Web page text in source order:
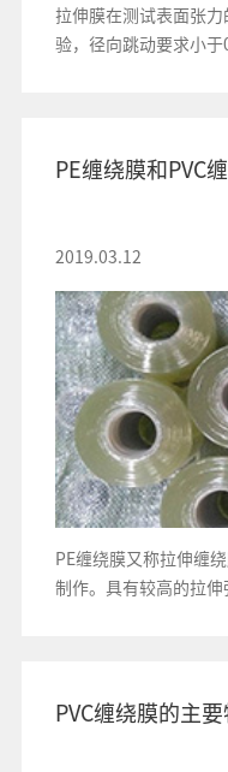
拉伸膜在测试表面张
验，径向跳动要求小
PE缠绕膜和PVC
2019.03.12
PE缠绕膜又称拉伸缠
制作。具有较高的拉
PVC缠绕膜的主